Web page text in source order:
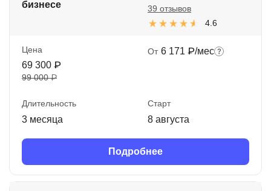
бизнесе
4.6
39 отзывов
Цена
69 300 ₽
99 000 ₽
От 6 171 ₽/мес
Длительность
3 месяца
Старт
8 августа
Подробнее